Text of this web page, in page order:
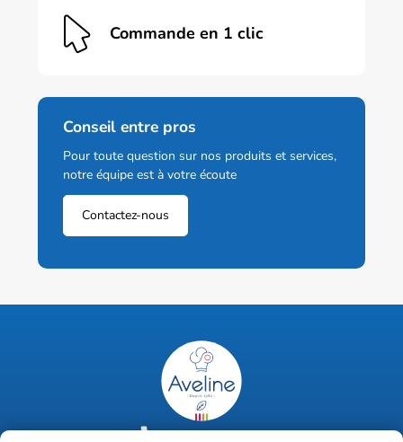
Commande en 1 clic
Conseil entre pros
Pour toute question sur nos produits et services,
notre équipe est à votre écoute
Contactez-nous
02 47 63 18 92